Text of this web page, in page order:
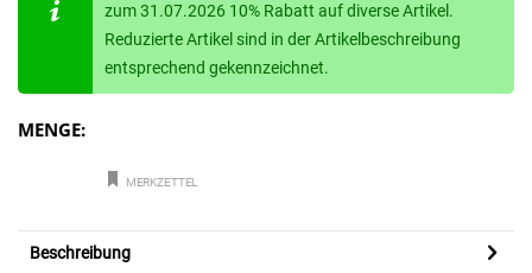
zum 31.07.2026 10% Rabatt auf diverse Artikel.
Reduzierte Artikel sind in der Artikelbeschreibung
entsprechend gekennzeichnet.
MENGE:
MERKZETTEL
Beschreibung